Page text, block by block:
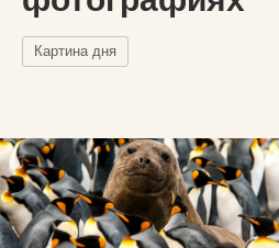
Картина дня